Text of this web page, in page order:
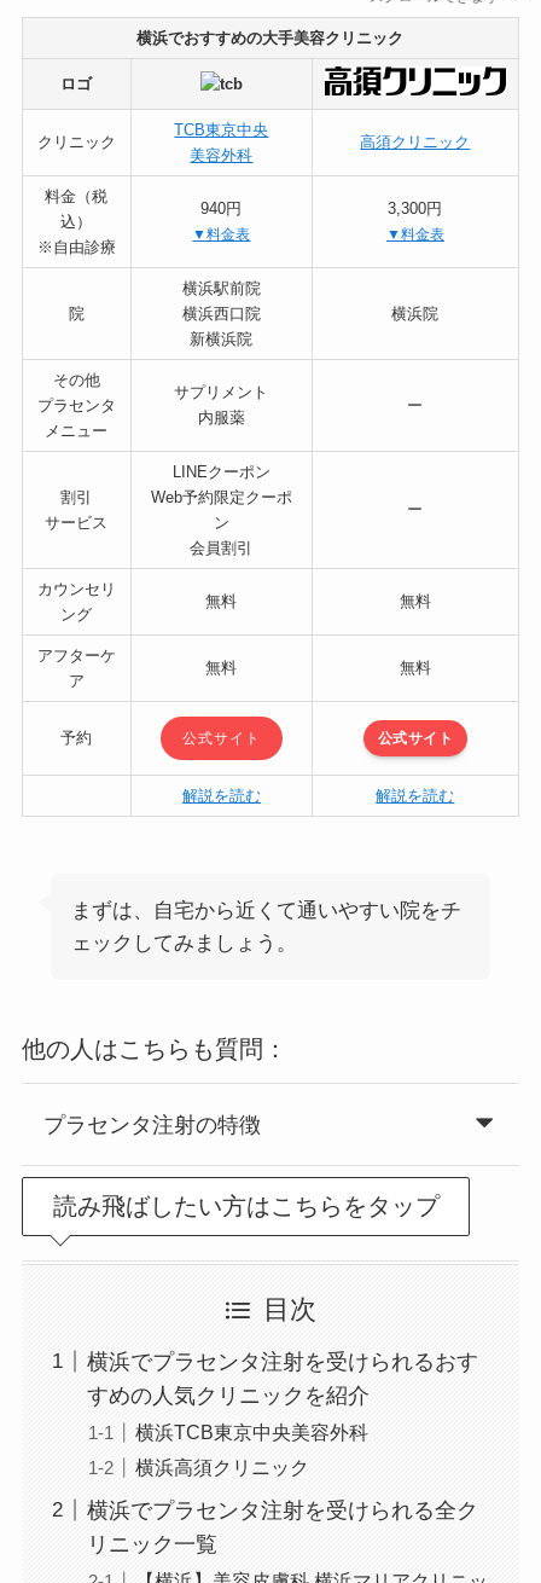
横浜でおすすめの大手美容クリニック
ロゴ
クリニック
TCB東京中央
美容外科
高須クリニック
料金（税
込）
※自由診療
940円
▼料金表
3,300円
▼料金表
院
横浜駅前院
横浜西口院
新横浜院
横浜院
その他
プラセンタ
メニュー
サプリメント
内服薬
ー
割引
サービス
LINEクーポン
Web予約限定クーポ
ン
会員割引
ー
カウンセリ
ング
無料 無料
アフターケ
ア
無料 無料
予約 公式サイト 公式サイト
解説を読む 解説を読む
まずは、自宅から近くて通いやすい院をチ
ェックしてみましょう。
他の人はこちらも質問：
プラセンタ注射の特徴
読み飛ばしたい方はこちらをタップ
目次
横浜でプラセンタ注射を受けられるおす
すめの人気クリニックを紹介
横浜TCB東京中央美容外科
横浜高須クリニック
横浜でプラセンタ注射を受けられる全ク
リニック一覧